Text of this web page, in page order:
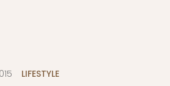
LIFESTYLE